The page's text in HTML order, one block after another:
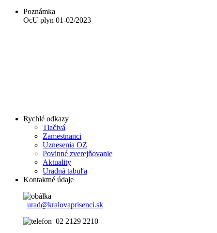
Poznámka
OcU plyn 01-02/2023
Rychlé odkazy
Tlačivá
Zamestnanci
Uznesenia OZ
Povinné zverejňovanie
Aktuality
Uradná tabuľa
Kontaktné údaje
urad@kralovaprisenci.sk
02 2129 2210